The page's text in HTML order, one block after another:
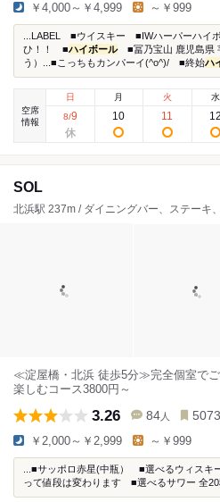
￥4,000～￥4,999 ～￥999
...LABEL ■ウイスキー ■IWハーパーハイ
ひ！！ ■ハイボール■冨乃宝山 鹿児島県
う）...■こっちもカンパーイ(^o^)/ ■終始ハ
空席
情報
日
8/9
月
10
火
11
水
12
SOL
北浜駅 237m / ダイニングバー、ステーキ
≪淀屋橋・北浜 徒歩5分≫完全個室で
楽しむコース3800円～
3.26 84 人 5073
￥2,000～￥2,999 ～￥999
...■サッポロ赤星(中瓶） ■選べるウィスキ
って値段は変わります ■選べるサワー 全20